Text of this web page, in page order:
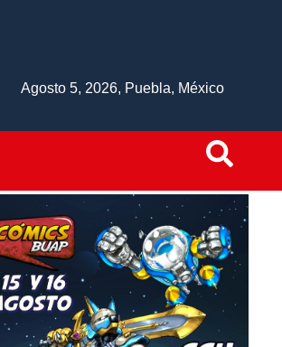
Agosto 5, 2026, Puebla, México